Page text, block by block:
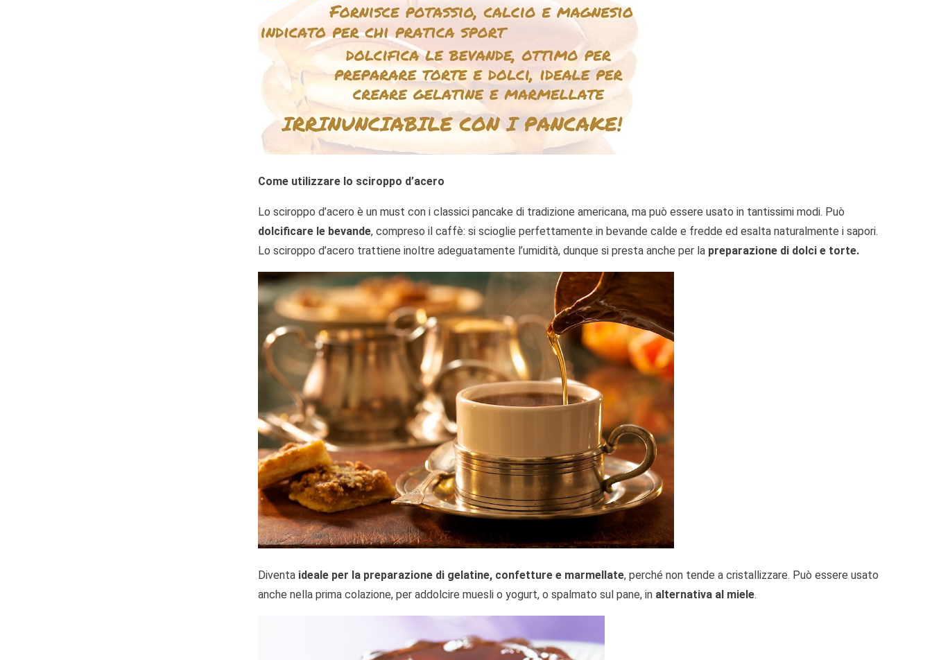
Come utilizzare lo sciroppo d’acero
Lo sciroppo d’acero è un must con i classici pancake di tradizione americana, ma può essere usato in tantissimi modi. Può
dolcificare le bevande, compreso il caffè: si scioglie perfettamente in bevande calde e fredde ed esalta naturalmente i sapori.
Lo sciroppo d’acero trattiene inoltre adeguatamente l’umidità, dunque si presta anche per la preparazione di dolci e torte.
Diventa ideale per la preparazione di gelatine, confetture e marmellate, perché non tende a cristallizzare. Può essere usato
anche nella prima colazione, per addolcire muesli o yogurt, o spalmato sul pane, in alternativa al miele.